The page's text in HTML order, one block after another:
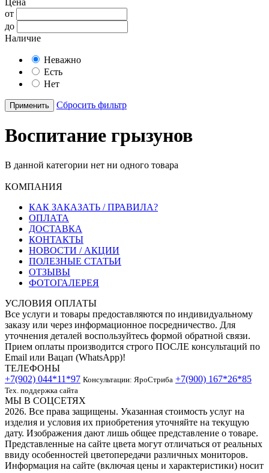
Цена
от
до
Наличие
Неважно
Есть
Нет
Применить Сбросить фильтр
Воспитание грызунов
В данной категории нет ни одного товара
КОМПАНИЯ
КАК ЗАКАЗАТЬ / ПРАВИЛА?
ОПЛАТА
ДОСТАВКА
КОНТАКТЫ
НОВОСТИ / АКЦИИ
ПОЛЕЗНЫЕ СТАТЬИ
ОТЗЫВЫ
ФОТОГАЛЕРЕЯ
УСЛОВИЯ ОПЛАТЫ
Все услуги и товары предоставляются по индивидуальному
заказу или через информационное посредничество. Для
уточнения деталей воспользуйтесь формой обратной связи.
Прием оплаты производится строго ПОСЛЕ консультаций по
Email или Вацап (WhatsApp)!
ТЕЛЕФОНЫ
+7(902) 044*11*97 Консультации: ЯроСтриба +7(900) 167*26*85
Тех. поддержка сайта
МЫ В СОЦСЕТЯХ
2026. Все права защищены. Указанная стоимость услуг на
изделия и условия их приобретения уточняйте на текущую
дату. Изображения дают лишь общее представление о товаре.
Представленные на сайте цвета могут отличаться от реальных
ввиду особенностей цветопередачи различных мониторов.
Информация на сайте (включая цены и характеристики) носит